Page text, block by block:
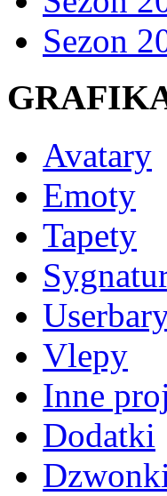
Sezon
Avatary
Emoty
Tapety
Vlepy
Inne
Dodatki